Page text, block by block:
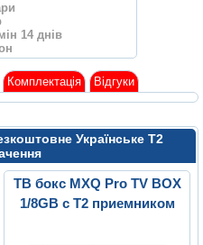
14 днів
Комплектація Відгуки
Українське Т2
ТВ бокс MXQ Pro TV BOX
1/8GB с Т2 приемником